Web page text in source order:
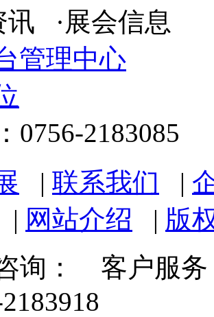
讯 ·展会信息
管理中心
0756-2183085
| 联系我们 |
| 网站介绍 | 版
询：
客户服务